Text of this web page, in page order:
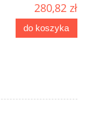
280,82 zł
do koszyka